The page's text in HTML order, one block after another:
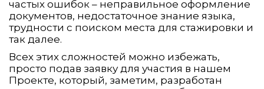
частых ошибок – неправильное оформление
документов, недостаточное знание языка,
трудности с поиском места для стажировки и
так далее.
Всех этих сложностей можно избежать,
просто подав заявку для участия в нашем
Проекте, который, заметим, разработан